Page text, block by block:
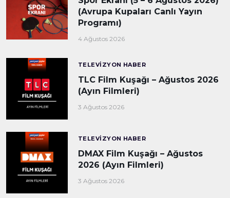
(Avrupa Kupaları Canlı Yayın
Programı)
4 Ağustos 2026
TELEVIZYON HABER
TLC Film Kuşağı – Ağustos 2026
(Ayın Filmleri)
3 Ağustos 2026
TELEVIZYON HABER
DMAX Film Kuşağı – Ağustos
2026 (Ayın Filmleri)
3 Ağustos 2026